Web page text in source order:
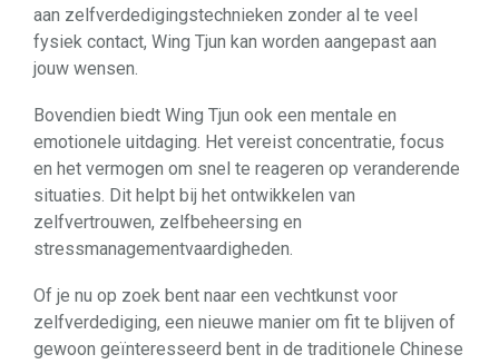
aan zelfverdedigingstechnieken zonder al te veel
fysiek contact, Wing Tjun kan worden aangepast aan
jouw wensen.
Bovendien biedt Wing Tjun ook een mentale en
emotionele uitdaging. Het vereist concentratie, focus
en het vermogen om snel te reageren op veranderende
situaties. Dit helpt bij het ontwikkelen van
zelfvertrouwen, zelfbeheersing en
stressmanagementvaardigheden.
Of je nu op zoek bent naar een vechtkunst voor
zelfverdediging, een nieuwe manier om fit te blijven of
gewoon geïnteresseerd bent in de traditionele Chinese